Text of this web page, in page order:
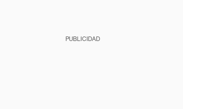
PUBLICIDAD